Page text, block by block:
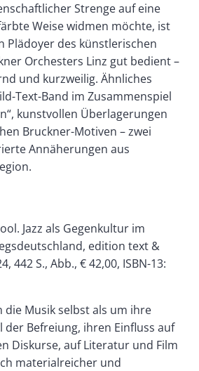
Strenge auf eine
Weise widmen möchte, ist
Plädoyer des künstlerischen
Orchesters Linz gut bedient –
und kurzweilig. Ähnliches
Text-Band im Zusammenspiel
kunstvollen Überlagerungen
Bruckner-Motiven – zwei
Annäherungen aus
Jazz als Gegenkultur im
edition text &
442 S., Abb., € 42,00, ISBN-13:
die Musik selbst als um ihre
der Befreiung, ihren Einfluss auf
Diskurse, auf Literatur und Film
materialreicher und